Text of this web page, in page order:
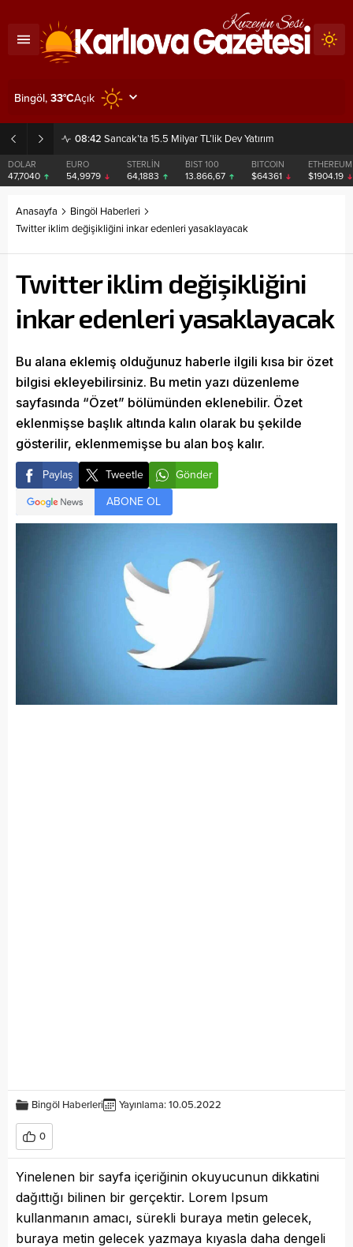
08:42 Sancak’ta 15.5 Milyar TL’lik Dev Yatırım
DOLAR
47,7040
EURO
54,9979
STERLİN
64,1883
BIST 100
13.866,67
BITCOIN
$64361
ETHEREUM
$1904.19
Bingöl, 33°CAçık
Anasayfa
Bingöl Haberleri
Twitter iklim değişikliğini inkar edenleri yasaklayacak
Twitter iklim değişikliğini
inkar edenleri yasaklayacak
Bu alana eklemiş olduğunuz haberle ilgili kısa bir özet
bilgisi ekleyebilirsiniz. Bu metin yazı düzenleme
sayfasında “Özet” bölümünden eklenebilir. Özet
eklenmişse başlık altında kalın olarak bu şekilde
gösterilir, eklenmemişse bu alan boş kalır.
Paylaş Tweetle
Gönder
ABONE OL
Bingöl Haberleri Yayınlama: 10.05.2022
0
Yinelenen bir sayfa içeriğinin okuyucunun dikkatini
dağıttığı bilinen bir gerçektir. Lorem Ipsum
kullanmanın amacı, sürekli buraya metin gelecek,
buraya metin gelecek yazmaya kıyasla daha dengeli